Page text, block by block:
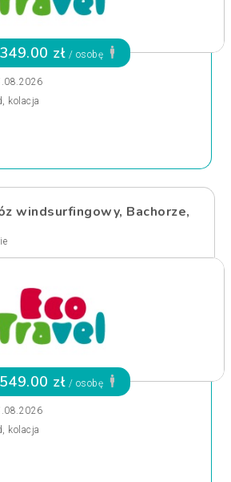
zł / osobę
kolacja
windsurfingowy, Bachorze,
zł / osobę
kolacja